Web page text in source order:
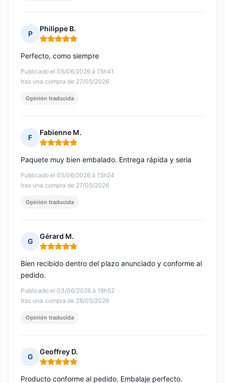
P
Philippe B.
Nota: 5 de 5
Publicado el 05/06/2026 à 15h41
tras una compra de 27/05/2026
Perfecto, como siempre
Opinión traducida
F
Fabienne M.
Nota: 5 de 5
Publicado el 05/06/2026 à 15h24
tras una compra de 27/05/2026
Paquete muy bien embalado. Entrega rápida y seria
Opinión traducida
G
Gérard M.
Nota: 5 de 5
Publicado el 03/06/2026 à 18h52
tras una compra de 28/05/2026
Bien recibido dentro del plazo anunciado y conforme al
pedido.
Opinión traducida
G
Geoffrey D.
Nota: 5 de 5
Producto conforme al pedido. Embalaje perfecto.